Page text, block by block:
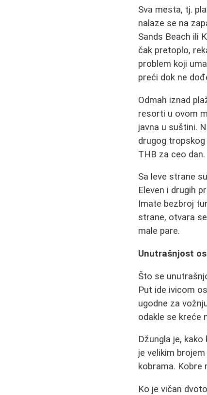
Sva mesta, tj.
nalaze se na
Sands Beach ili
čak pretoplo,
problem koji
preći dok ne
Odmah iznad
resorti u ovom
javna u suštini.
drugog
THB za ceo dan.
Sa leve strane
Eleven i drugih
Imate bezbroj
strane, otvara
male pare.
Unutrašnjost
Što se
Put ide ivicom
ugodne za
odakle se kreće
Džungla je,
je velikim
kobrama. Kobre
Ko je vičan